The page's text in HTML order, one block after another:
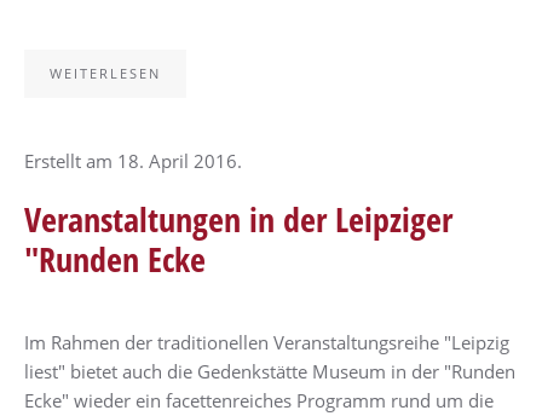
WEITERLESEN
Erstellt am 18. April 2016.
Veranstaltungen in der Leipziger
"Runden Ecke
Im Rahmen der traditionellen Veranstaltungsreihe "Leipzig
liest" bietet auch die Gedenkstätte Museum in der "Runden
Ecke" wieder ein facettenreiches Programm rund um die